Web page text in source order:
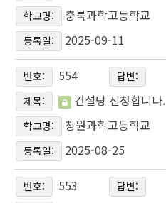
학교명: 충북과학고등학교
등록일: 2025-09-11
번호: 554
답변:
제목:
컨설팅 신청합니다.
학교명: 창원과학고등학교
등록일: 2025-08-25
번호: 553 답변: